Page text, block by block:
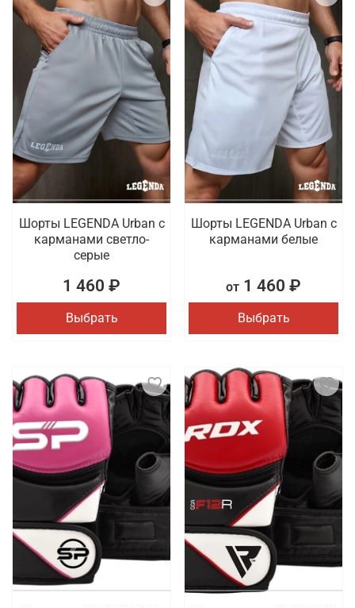
Шорты LEGENDA Urban c
карманами светло-
серые
1 460 ₽
Выбрать
Шорты LEGENDA Urban c
карманами белые
от 1 460 ₽
Выбрать